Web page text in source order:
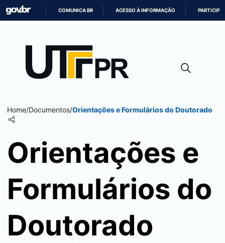
CONTEÚDO
COMUNICA BR ACESSO À INFORMAÇÃO PARTICIPE
Home/Documentos/Orientações e Formulários do Doutorado
Orientações e
Formulários do
Doutorado